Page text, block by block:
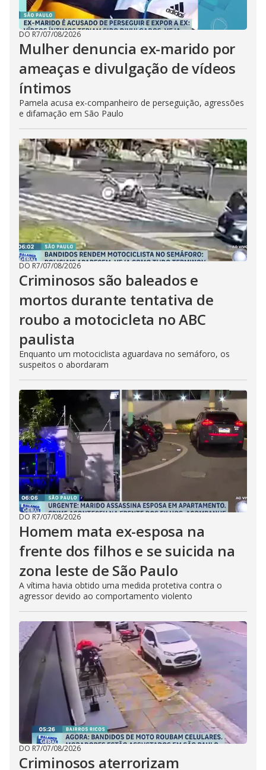
DO R7/07/08/2026
Mulher denuncia ex-marido por
ameaças e divulgação de vídeos
íntimos
Pamela acusa ex-companheiro de perseguição, agressões
e difamação em São Paulo
DO R7/07/08/2026
Criminosos são baleados e
mortos durante tentativa de
roubo a motocicleta no ABC
paulista
Enquanto um motociclista aguardava no semáforo, os
suspeitos o abordaram
DO R7/07/08/2026
Homem mata ex-esposa na
frente dos filhos e se suicida na
zona leste de São Paulo
A vítima havia obtido uma medida protetiva contra o
agressor devido ao comportamento violento
DO R7/07/08/2026
Criminosos aterrorizam